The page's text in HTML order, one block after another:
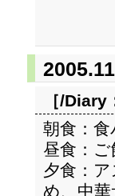
［/Diary
朝食：
昼食：
夕食：
め、中